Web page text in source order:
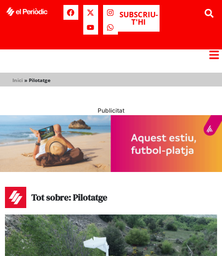
SUBSCRIU-
T'HI
Inici » Pilotatge
Publicitat
Tot sobre: Pilotatge